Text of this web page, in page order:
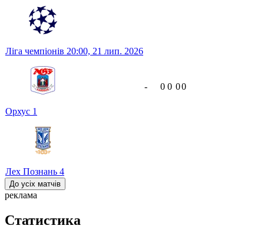
Ліга чемпіонів 20:00, 21 лип. 2026
Орхус 1
Лех Познань 4
- 0 0 00
До усіх матчів
реклама
Статистика